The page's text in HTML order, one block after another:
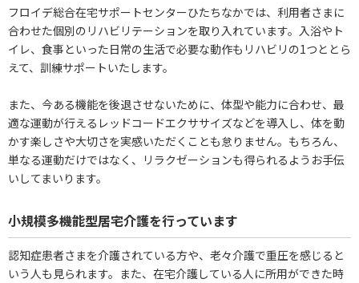
フロイデ総合在宅サポートセンターひたちなかでは、利用者さまに
合わせた個別のリハビリテーションを取り入れています。入浴やト
イレ、食事といった日常の生活で必要な動作もリハビリの1つととら
えて、訓練サポートいたします。
また、今ある機能を後退させないために、体型や能力に合わせ、最
適な運動が行えるレッドコードエクササイズなどを導入し、体を動
かす楽しさや大切さを実感いただくことも怠りません。もちろん、
単なる運動だけではなく、リラクゼーションも得られるようお手伝
いしてまいります。
小規模多機能型居宅介護を行っています
認知症患者さまを介護されている方や、老々介護で重圧を感じると
いう人も見られます。また、在宅介護している人に所用ができた時